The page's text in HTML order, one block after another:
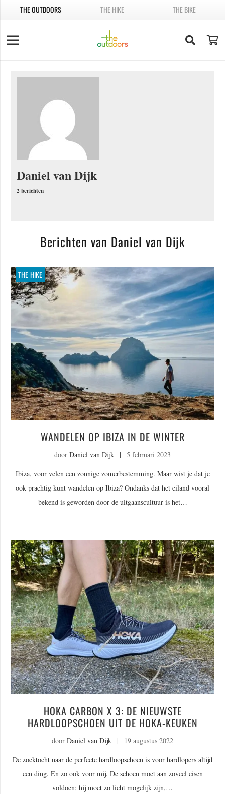
THE OUTDOORS THE HIKE THE BIKE
Daniel van Dijk
2 berichten
Berichten van Daniel van Dijk
THE HIKE
WANDELEN OP IBIZA IN DE WINTER
door Daniel van Dijk |
5 februari 2023
Ibiza, voor velen een zonnige zomerbestemming. Maar wist je dat je
ook prachtig kunt wandelen op Ibiza? Ondanks dat het eiland vooral
bekend is geworden door de uitgaanscultuur is het…
HOKA CARBON X 3: DE NIEUWSTE
HARDLOOPSCHOEN UIT DE HOKA-KEUKEN
door Daniel van Dijk |
19 augustus 2022
De zoektocht naar de perfecte hardloopschoen is voor hardlopers altijd
een ding. En zo ook voor mij. De schoen moet aan zoveel eisen
voldoen; hij moet zo licht mogelijk zijn,…